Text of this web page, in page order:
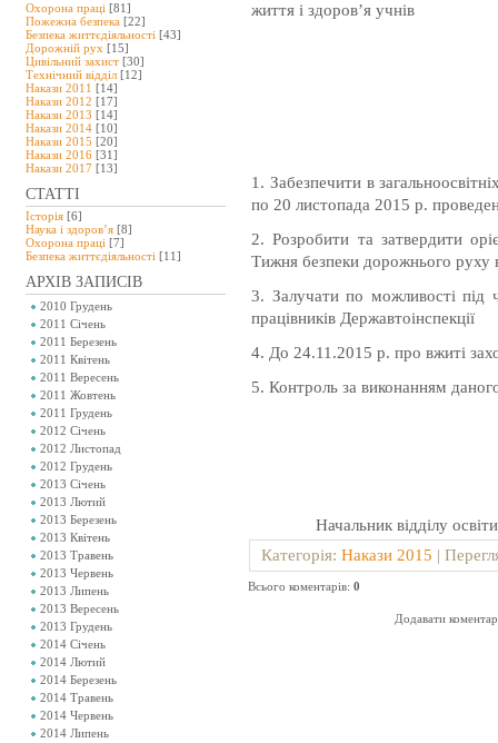
Охорона праці [81]
Пожежна безпека [22]
Безпека життєдіяльності [43]
Дорожній рух [15]
Цивільний захист [30]
Технічний відділ [12]
Накази 2011 [14]
Накази 2012 [17]
Накази 2013 [14]
Накази 2014 [10]
Накази 2015 [20]
Накази 2016 [31]
Накази 2017 [13]
СТАТТІ
Історія [6]
Наука і здоров’я [8]
Охорона праці [7]
Безпeка життєдіяльності [11]
АРХІВ ЗАПИСІВ
2010 Грудень
2011 Січень
2011 Березень
2011 Квітень
2011 Вересень
2011 Жовтень
2011 Грудень
2012 Січень
2012 Листопад
2012 Грудень
2013 Січень
2013 Лютий
2013 Березень
2013 Квітень
2013 Травень
2013 Червень
2013 Липень
2013 Вересень
2013 Грудень
2014 Січень
2014 Лютий
2014 Березень
2014 Травень
2014 Червень
2014 Липень
життя і здоров’я учнів
1. Забезпечити в
по 20 листопада 2015 р.
2. Розробити та затвердити
Тижня безпеки дорожнього руху
3. Залучати по можливості під
працівників Державтоінспекції
4. До 24.11.2015 р. про вжиті
5. Контроль за виконанням
Начальник
Категорія: Накази 2015 |
Всього коментарів: 0
Додавати